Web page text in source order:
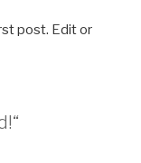
post. Edit or